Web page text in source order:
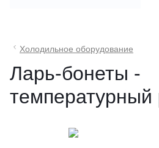
Холодильное оборудование
Ларь-бонеты -